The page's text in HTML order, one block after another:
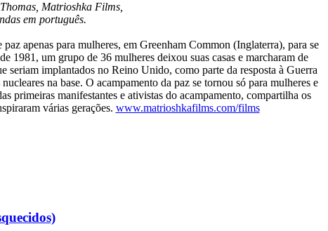
Matrioshka Films,
em português.
apenas para mulheres, em Greenham Common (Inglaterra), para se
1981, um grupo de 36 mulheres deixou suas casas e marcharam de
seriam implantados no Reino Unido, como parte da resposta à Guerra
na base. O acampamento da paz se tornou só para mulheres e
primeiras manifestantes e ativistas do acampamento, compartilha os
várias gerações. www.matrioshkafilms.com/films